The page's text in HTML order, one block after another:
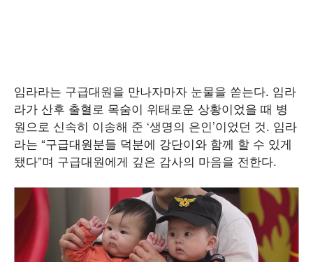
임라라는 구급대원을 만나자마자 눈물을 쏟는다. 임라
라가 산후 출혈로 목숨이 위태로운 상황이었을 때 병
원으로 신속히 이송해 준 ‘생명의 은인’이었던 것. 임라
라는 “구급대원분들 덕분에 강단이와 함께 할 수 있게
됐다”며 구급대원에게 깊은 감사의 마음을 전한다.